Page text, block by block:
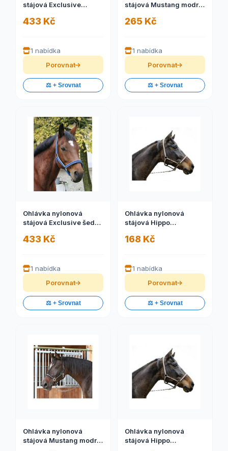
stájová Exclusive
433 Kč
1 nabídka
Porovnat
⚖️ + Srovnat
stájová Mustang modro/
265 Kč
1 nabídka
Porovnat
⚖️ + Srovnat
Ohlávka nylonová
stájová Exclusive šedá,
433 Kč
1 nabídka
Porovnat
⚖️ + Srovnat
Ohlávka nylonová
stájová Hippo
168 Kč
1 nabídka
Porovnat
⚖️ + Srovnat
Ohlávka nylonová
stájová Mustang modro/
Ohlávka nylonová
stájová Hippo